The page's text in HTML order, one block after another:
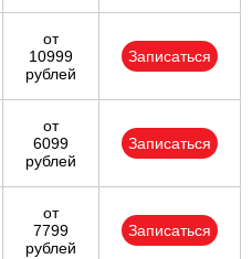
от
10999
рублей
Записаться
от
6099
рублей
Записаться
от
7799
рублей
Записаться